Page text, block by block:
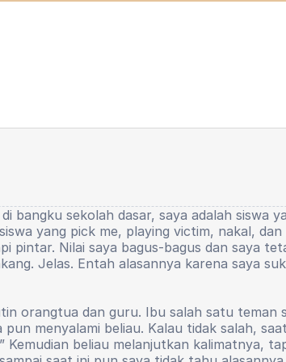
bangku sekolah dasar, saya adalah siswa
yang pick me, playing victim, nakal,
pintar. Nilai saya bagus-bagus dan saya
Jelas. Entah alasannya karena saya
orangtua dan guru. Ibu salah satu teman
menyalami beliau. Kalau tidak salah,
Kemudian beliau melanjutkan kalimatnya,